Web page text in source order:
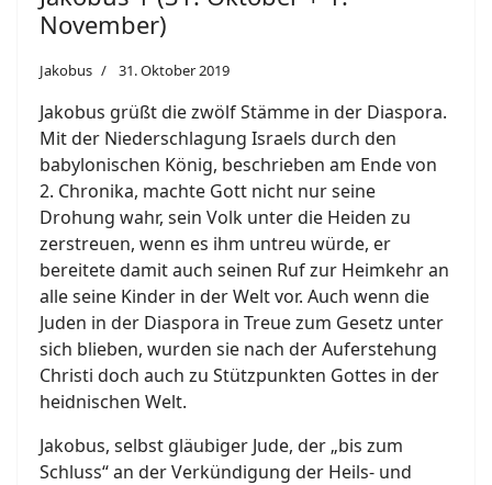
November)
Jakobus 31. Oktober 2019
Jakobus grüßt die zwölf Stämme in der Diaspora.
Mit der Niederschlagung Israels durch den
babylonischen König, beschrieben am Ende von
2. Chronika, machte Gott nicht nur seine
Drohung wahr, sein Volk unter die Heiden zu
zerstreuen, wenn es ihm untreu würde, er
bereitete damit auch seinen Ruf zur Heimkehr an
alle seine Kinder in der Welt vor. Auch wenn die
Juden in der Diaspora in Treue zum Gesetz unter
sich blieben, wurden sie nach der Auferstehung
Christi doch auch zu Stützpunkten Gottes in der
heidnischen Welt.
Jakobus, selbst gläubiger Jude, der „bis zum
Schluss“ an der Verkündigung der Heils- und